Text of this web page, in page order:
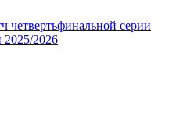
четвертьфинальной серии
2025/2026